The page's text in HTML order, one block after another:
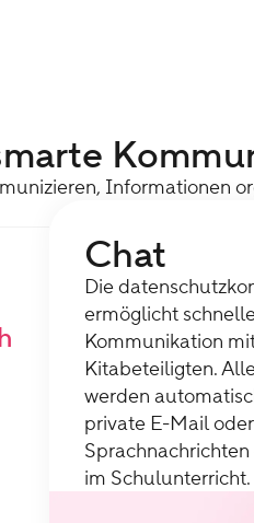
Informationen
Chat
Die
ermöglicht
Kommunikation
Kitabeteiligten.
werden
private E-Mail
im Schulunterricht.